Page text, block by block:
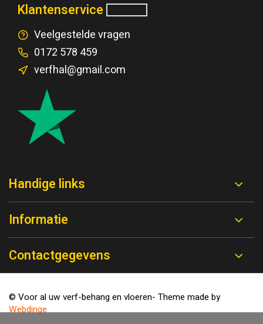
Klantenservice
Veelgestelde vragen
0172 578 459
verfhal@gmail.com
Handige links
Informatie
Contactgegevens
© Voor al uw verf-behang en vloeren- Theme made by
Webdinge